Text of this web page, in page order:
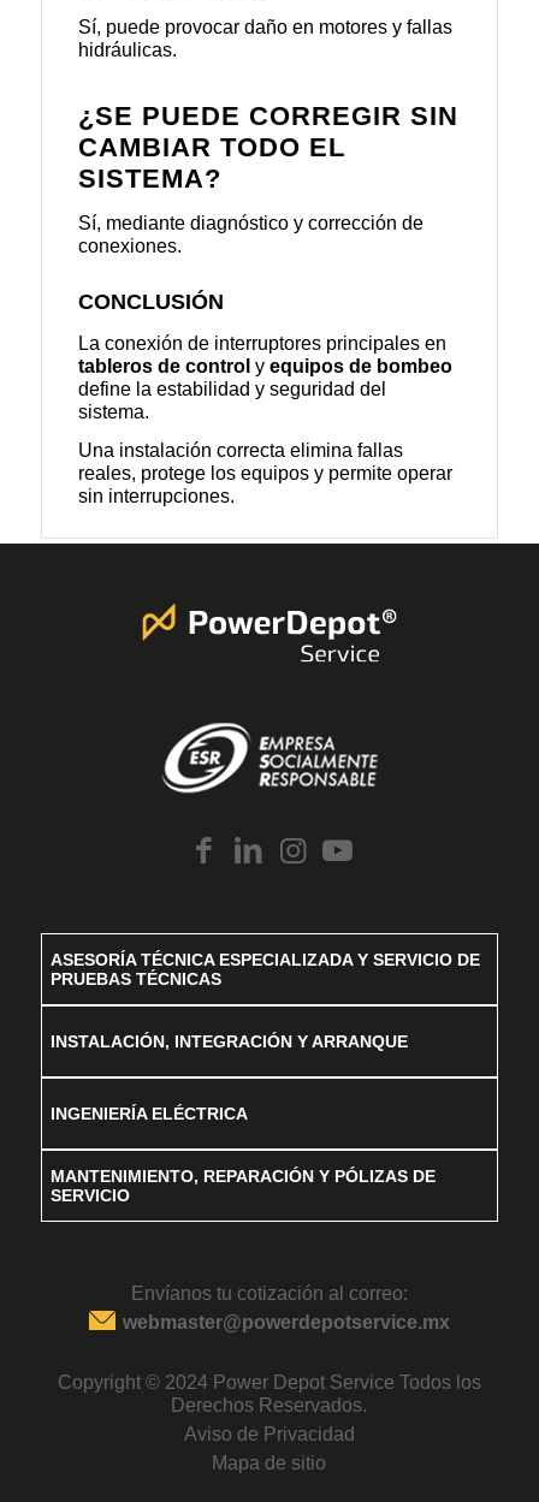
Sí, puede provocar daño en motores y fallas
hidráulicas.
¿SE PUEDE CORREGIR SIN
CAMBIAR TODO EL
SISTEMA?
Sí, mediante diagnóstico y corrección de
conexiones.
CONCLUSIÓN
La conexión de interruptores principales en
tableros de control y equipos de bombeo
define la estabilidad y seguridad del
sistema.
Una instalación correcta elimina fallas
reales, protege los equipos y permite operar
sin interrupciones.
ASESORÍA TÉCNICA ESPECIALIZADA Y SERVICIO DE
PRUEBAS TÉCNICAS
INSTALACIÓN, INTEGRACIÓN Y ARRANQUE
INGENIERÍA ELÉCTRICA
MANTENIMIENTO, REPARACIÓN Y PÓLIZAS DE
SERVICIO
Envíanos tu cotización al correo:
webmaster@powerdepotservice.mx
Copyright © 2024 Power Depot Service Todos los
Derechos Reservados.
Aviso de Privacidad
Mapa de sitio